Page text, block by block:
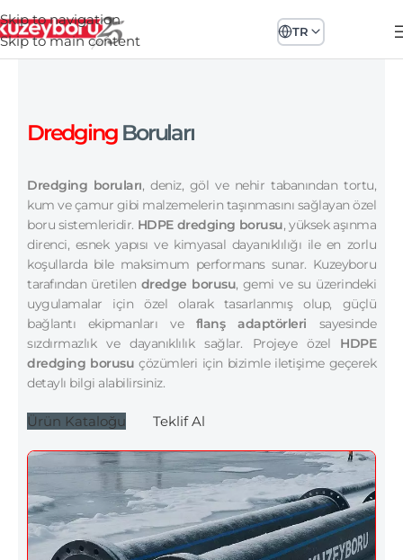
Skip to navigation
Skip to main content
TR
Dredging Boruları
Dredging boruları, deniz, göl ve nehir tabanından tortu,
kum ve çamur gibi malzemelerin taşınmasını sağlayan özel
boru sistemleridir. HDPE dredging borusu, yüksek aşınma
direnci, esnek yapısı ve kimyasal dayanıklılığı ile en zorlu
koşullarda bile maksimum performans sunar. Kuzeyboru
tarafından üretilen dredge borusu, gemi ve su üzerindeki
uygulamalar için özel olarak tasarlanmış olup, güçlü
bağlantı ekipmanları ve flanş adaptörleri sayesinde
sızdırmazlık ve dayanıklılık sağlar. Projeye özel HDPE
dredging borusu çözümleri için bizimle iletişime geçerek
detaylı bilgi alabilirsiniz.
Ürün Kataloğu Teklif Al